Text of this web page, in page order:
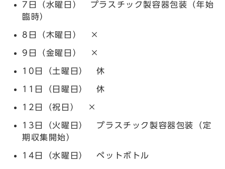
7日（水曜日） プラスチック製容器包装（年始
臨時）
8日（木曜日） ×
9日（金曜日） ×
10日（土曜日） 休
11日（日曜日） 休
12日（祝日） ×
13日（火曜日） プラスチック製容器包装（定
期収集開始）
14日（水曜日） ペットボトル